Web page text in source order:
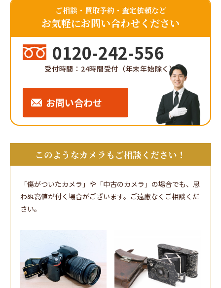
ご相談・買取予約・査定依頼など
お気軽にお問い合わせください
0120-242-556
受付時間：24時間受付（年末年始除く）
お問い合わせ
このようなカメラもご相談ください！
「傷がついたカメラ」や「中古のカメラ」の場合でも、思
わぬ高値が付く場合がございます。ご遠慮なくご相談くだ
さい。